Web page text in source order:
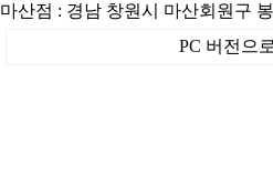
마산점 : 경남 창원시 마산회원구
PC 버전으